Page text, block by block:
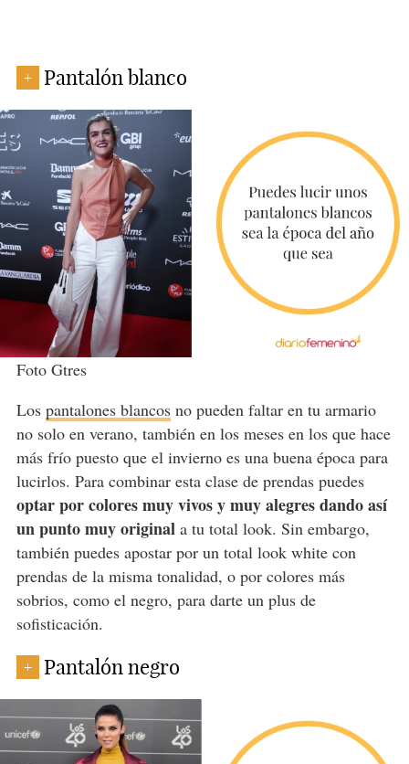
+ Pantalón blanco
Foto Gtres
Los pantalones blancosno pueden faltar en tu armario
no solo en verano, también en los meses en los que hace
más frío puesto que el invierno es una buena época para
lucirlos. Para combinar esta clase de prendas puedes
optar por colores muy vivos y muy alegres dando así
un punto muy originala tu total look. Sin embargo,
también puedes apostar por un total look white con
prendas de la misma tonalidad, o por colores más
sobrios, como el negro, para darte un plus de
sofisticación.
+ Pantalón negro